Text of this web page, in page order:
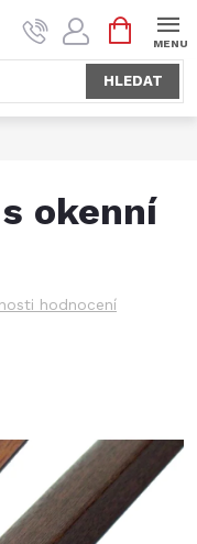
HLEDAT
NÁKUPNÍ
KOŠÍK
okenní
hodnocení